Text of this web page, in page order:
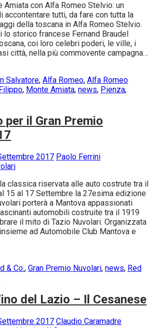
Amiata con Alfa Romeo Stelvio: un
accontentare tutti, da fare con tutta la
della toscana in Alfa Romeo Stelvio.
lo storico francese Fernand Braudel
coi loro celebri poderi, le ville, i
città, nella più commovente campagna…
Salvatore, Alfa Romeo, Alfa Romeo
, Monte Amiata, news, Pienza,
il Gran Premio
2017 Paolo Ferrini
classica riservata alle auto costrute tra il
15 al 17 Settembre la 27esima edizione
porterà a Mantova appassionati
automobili costruite tra il 1919
il mito di Tazio Nuvolari. Organizzata
ad Automobile Club Mantova e
& Co., Gran Premio Nuvolari, news, Red
del Lazio – Il Cesanese
2017 Claudio Caramadre